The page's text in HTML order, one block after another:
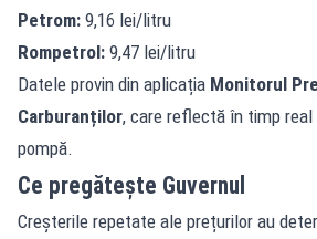
Petrom: 9,16 lei/litru
Rompetrol: 9,47 lei/litru
Datele provin din aplicația Monitorul
Carburanților, care reflectă în timp
pompă.
Ce pregătește Guvernul
Creșterile repetate ale prețurilor au